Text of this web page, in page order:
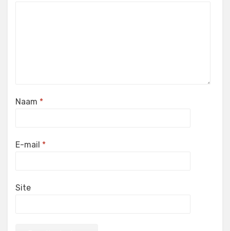
Naam *
E-mail *
Site